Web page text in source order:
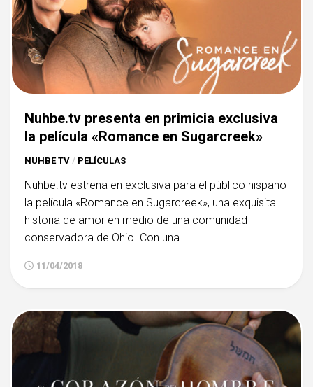
Nuhbe.tv presenta en primicia exclusiva
la película «Romance en Sugarcreek»
NUHBE TV / PELÍCULAS
Nuhbe.tv estrena en exclusiva para el público hispano
la película «Romance en Sugarcreek», una exquisita
historia de amor en medio de una comunidad
conservadora de Ohio. Con una...
11/04/2018